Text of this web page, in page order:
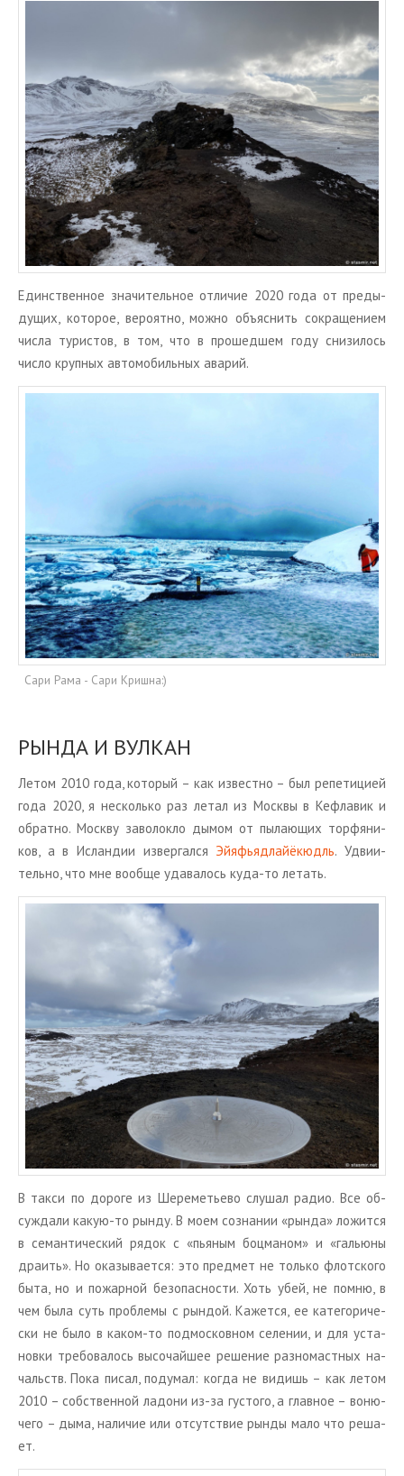
Един­ствен­ное зна­чи­тель­ное от­ли­чие 2020 года от преды­
ду­щих, ко­то­рое, ве­ро­ят­но, можно объ­яс­нить со­кра­ще­ни­ем
числа ту­ри­стов, в том, что в про­шед­шем году сни­зи­лось
число круп­ных ав­то­мо­биль­ных ава­рий.
Сари Рама - Сари Кришна:)
РЫНДА И ВУЛ­КАН
Летом 2010 года, ко­то­рый – как из­вест­но – был ре­пе­ти­ци­ей
года 2020, я несколь­ко раз летал из Моск­вы в Ке­фла­вик и
об­рат­но. Моск­ву за­во­лок­ло дымом от пы­ла­ю­щих тор­фя­ни­
ков, а в Ис­лан­дии из­вер­гал­ся Эй­я­фьяд­лай­ёкюдль. Удви­и­
тель­но, что мне во­об­ще уда­ва­лось куда-то ле­тать.
В такси по до­ро­ге из Ше­ре­ме­тье­во слу­шал радио. Все об­
суж­да­ли какую-то рынду. В моем со­зна­нии «рында» ло­жит­ся
в се­ман­ти­че­ский рядок с «пья­ным боц­ма­ном» и «га­лью­ны
дра­ить». Но ока­зы­ва­ет­ся: это пред­мет не толь­ко флот­ско­го
быта, но и по­жар­ной без­опас­но­сти. Хоть убей, не помню, в
чем была суть про­бле­мы с рын­дой. Ка­жет­ся, ее ка­те­го­ри­че­
ски не было в каком-то под­мос­ков­ном се­ле­нии, и для уста­
нов­ки тре­бо­ва­лось вы­со­чай­шее ре­ше­ние раз­но­маст­ных на­
чальств. Пока писал, по­ду­мал: когда не ви­дишь – как летом
2010 – соб­ствен­ной ла­до­ни из-за гу­сто­го, а глав­ное – во­ню­
че­го – дыма, на­ли­чие или от­сут­ствие рынды мало что ре­ша­
ет.